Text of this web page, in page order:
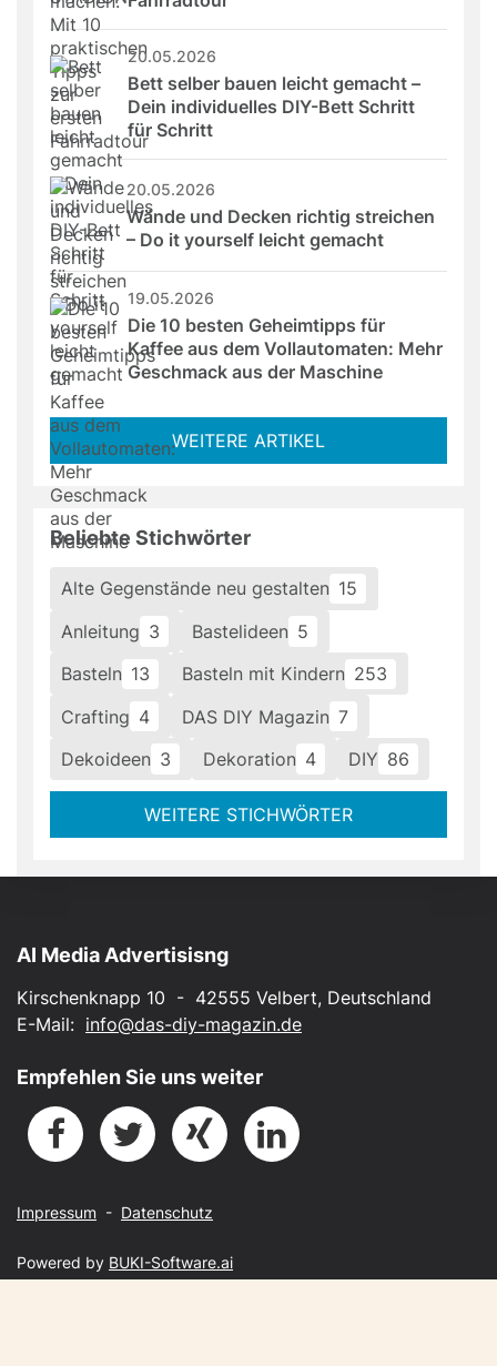
20.05.2026
Bett selber bauen leicht gemacht –
Dein individuelles DIY-Bett Schritt
für Schritt
20.05.2026
Wände und Decken richtig streichen
– Do it yourself leicht gemacht
19.05.2026
Die 10 besten Geheimtipps für
Kaffee aus dem Vollautomaten: Mehr
Geschmack aus der Maschine
WEITERE ARTIKEL
Beliebte Stichwörter
Alte Gegenstände neu gestalten 15
Anleitung 3 Bastelideen 5
Basteln 13 Basteln mit Kindern 253
Crafting 4 DAS DIY Magazin 7
Dekoideen 3 Dekoration 4 DIY 86
WEITERE STICHWÖRTER
AI Media Advertisisng
Kirschenknapp 10 - 42555 Velbert, Deutschland
E-Mail: info@das-diy-magazin.de
Empfehlen Sie uns weiter
Impressum - Datenschutz
Powered by BUKI-Software.ai